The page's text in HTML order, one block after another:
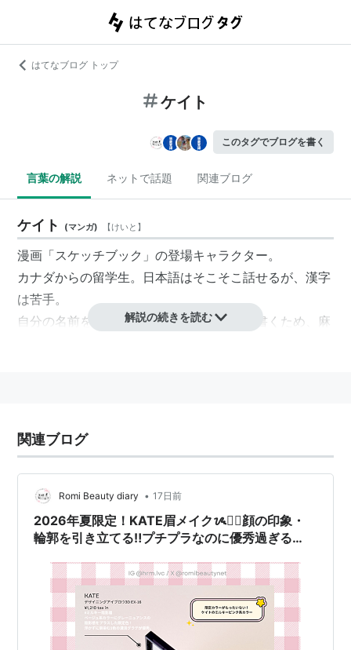
はてなブログ トップ
ケイト
このタグでブログを書く
言葉の解説 ネットで話題 関連ブログ
ケイト (マンガ) 【けいと 】
漫画「スケッチブック」の登場キャラクター。
カナダからの留学生。日本語はそこそこ話せるが、漢字
は苦手。
自分の名前を『毛糸』、出身を『金田』と書くため、麻
クラス：１年１０組
身長：１５６ｃｍ
誕生日：９月１日
血液型：Ｏ型
好きなモノ：動物。和菓子。ショッピング。
苦手なモノ：ワサビ。からし。
解説の続きを読む
関連ブログ
Romi Beauty diary • 17日前
2026年夏限定！KATE眉メイクᝰ✍🏻顔の印象・
輪郭を引き立てる‼️プチプラなのに優秀過ぎる